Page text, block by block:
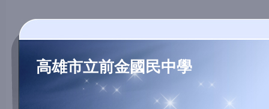
高雄市立前金國民中學